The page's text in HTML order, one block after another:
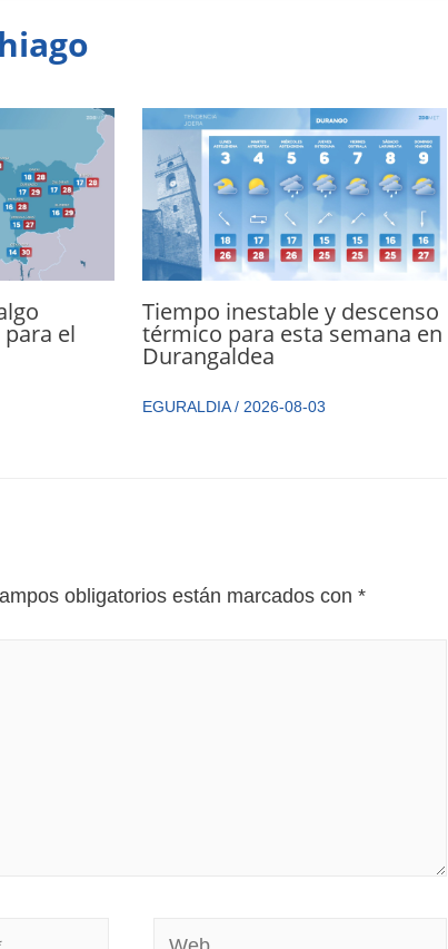
para el
Tiempo inestable y descenso
térmico para esta semana en
Durangaldea
EGURALDIA/ 2026-08-03
obligatorios están marcados con *